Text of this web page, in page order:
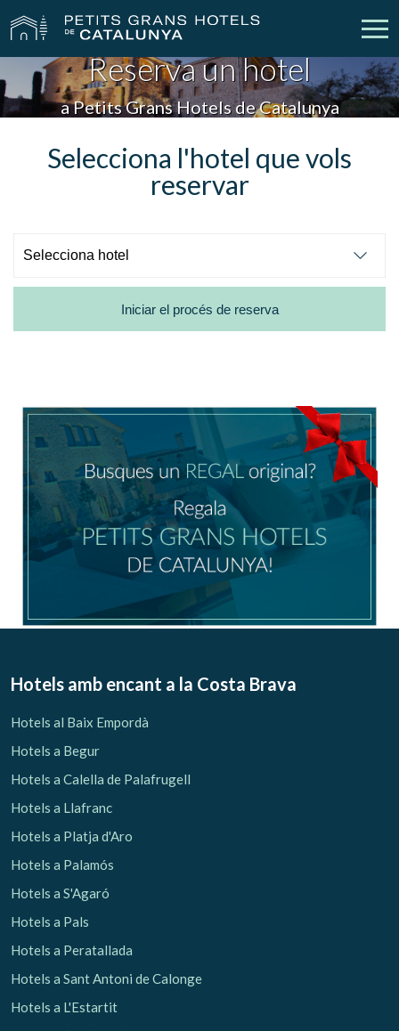
Els Nostres Hotels Escapades
Casaments
Descobreix Catalunya
Ubicació/nom de l'hotel
CA ES EN
Reserva un hotel
a Petits Grans Hotels de Catalunya
Selecciona l'hotel que vols
reservar
Iniciar el procés de reserva
Hotels amb encant a la Costa Brava
Hotels al Baix Empordà
Hotels a Begur
Hotels a Calella de Palafrugell
Hotels a Llafranc
Hotels a Platja d'Aro
Hotels a Palamós
Hotels a S'Agaró
Hotels a Pals
Hotels a Peratallada
Hotels a Sant Antoni de Calonge
Hotels a L'Estartit
Modificar cookies
Aquest lloc web utilitza cookies pròpies per recopilar
Si continua navegant, suposa l'acceptació de la instal·lació
navegador podent, si així ho desitja, impedir que siguin
compte que aquesta acció podrà ocasionar dificultats de
Analítiques i personalització
Permeten fer el seguiment i l'anàlisi del comportament
mitjançant aquest tipus de cookies s'utilitza en el
perfils de navegació dels usuaris per introduir millores en
servei. Permeten desar la informació de preferència de
una millor experiència a través de productes recomanats.